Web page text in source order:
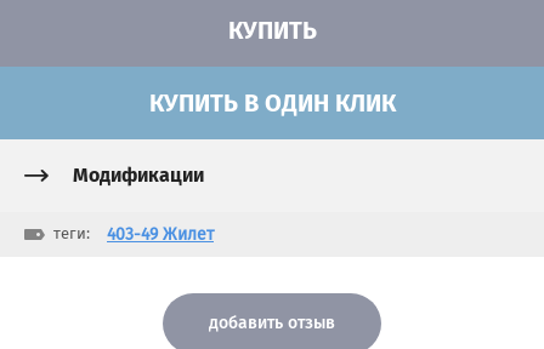
КУПИТЬ
КУПИТЬ В ОДИН КЛИК
Модификации
теги: 403-49 Жилет
добавить отзыв